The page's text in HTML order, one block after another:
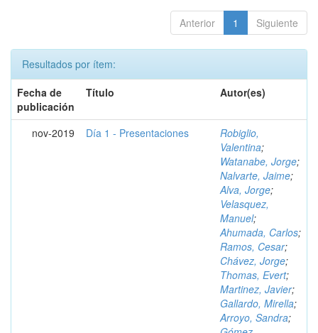
Anterior 1 Siguiente
Resultados por ítem:
Fecha de
publicación
Título Autor(es)
nov-2019 Día 1 - Presentaciones
Robiglio,
Valentina;
Watanabe, Jorge;
Nalvarte, Jaime;
Alva, Jorge;
Velasquez,
Manuel;
Ahumada, Carlos;
Ramos, Cesar;
Chávez, Jorge;
Thomas, Evert;
Martinez, Javier;
Gallardo, Mirella;
Arroyo, Sandra;